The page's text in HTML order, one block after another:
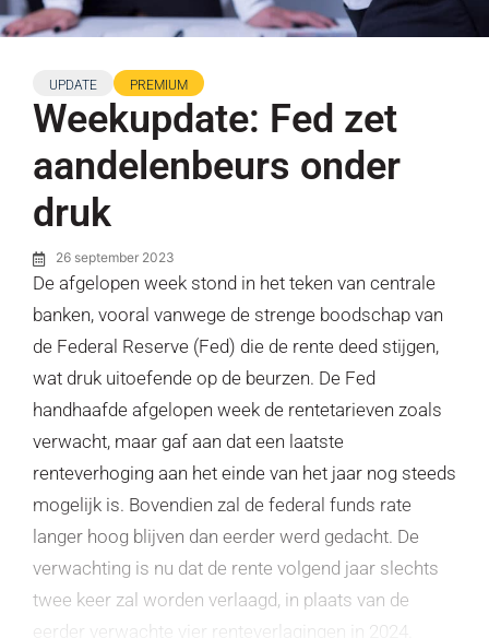
UPDATE PREMIUM
Weekupdate: Fed zet
aandelenbeurs onder
druk
26 september 2023
De afgelopen week stond in het teken van centrale
banken, vooral vanwege de strenge boodschap van
de Federal Reserve (Fed) die de rente deed stijgen,
wat druk uitoefende op de beurzen. De Fed
handhaafde afgelopen week de rentetarieven zoals
verwacht, maar gaf aan dat een laatste
renteverhoging aan het einde van het jaar nog steeds
mogelijk is. Bovendien zal de federal funds rate
langer hoog blijven dan eerder werd gedacht. De
verwachting is nu dat de rente volgend jaar slechts
twee keer zal worden verlaagd, in plaats van de
eerder verwachte vier renteverlagingen in 2024.